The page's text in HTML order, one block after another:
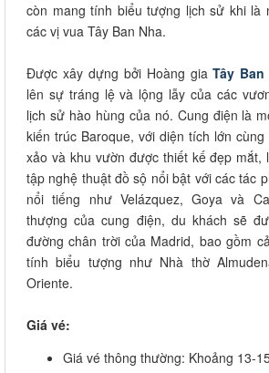
còn mang tính biểu tượng lịch sử khi là
các vị vua Tây Ban Nha.
Được xây dựng bởi Hoàng giaTây Ban
lên sự tráng lệ và lộng lẫy của các
lịch sử hào hùng của nó. Cung điện là
kiến ​​trúc Baroque, với diện tích lớn
xảo và khu vườn được thiết kế đẹp mắt,
tập nghệ thuật đồ sộ nổi bật với các tác
nổi tiếng như Velázquez, Goya và
thượng của cung điện, du khách sẽ
đường chân trời của Madrid, bao gồm
tính biểu tượng như Nhà thờ
Oriente.
Giá vé:
Giá vé thông thường: Khoảng 13-